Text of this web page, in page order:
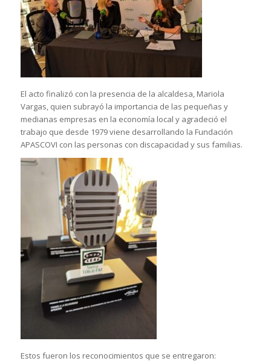
El acto finalizó con la presencia de la alcaldesa, Mariola
Vargas, quien subrayó la importancia de las pequeñas y
medianas empresas en la economía local y agradeció el
trabajo que desde 1979 viene desarrollando la Fundación
APASCOVI con las personas con discapacidad y sus familias.
Estos fueron los reconocimientos que se entregaron: